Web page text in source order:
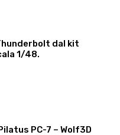
dal kit
1/48.
PC-7 – Wolf3D